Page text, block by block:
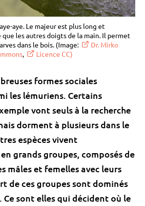
aye. Le majeur est plus long et
que les autres doigts de la main. Il permet
dans le bois. (Image:
Dr. Mirko
, Licence CC)
formes sociales
les lémuriens. Certains
vont seuls à la recherche
dorment à plusieurs dans le
espèces vivent
grands groupes, composés de
mâles et femelles avec leurs
de ces groupes sont dominés
Ce sont elles qui décident où le